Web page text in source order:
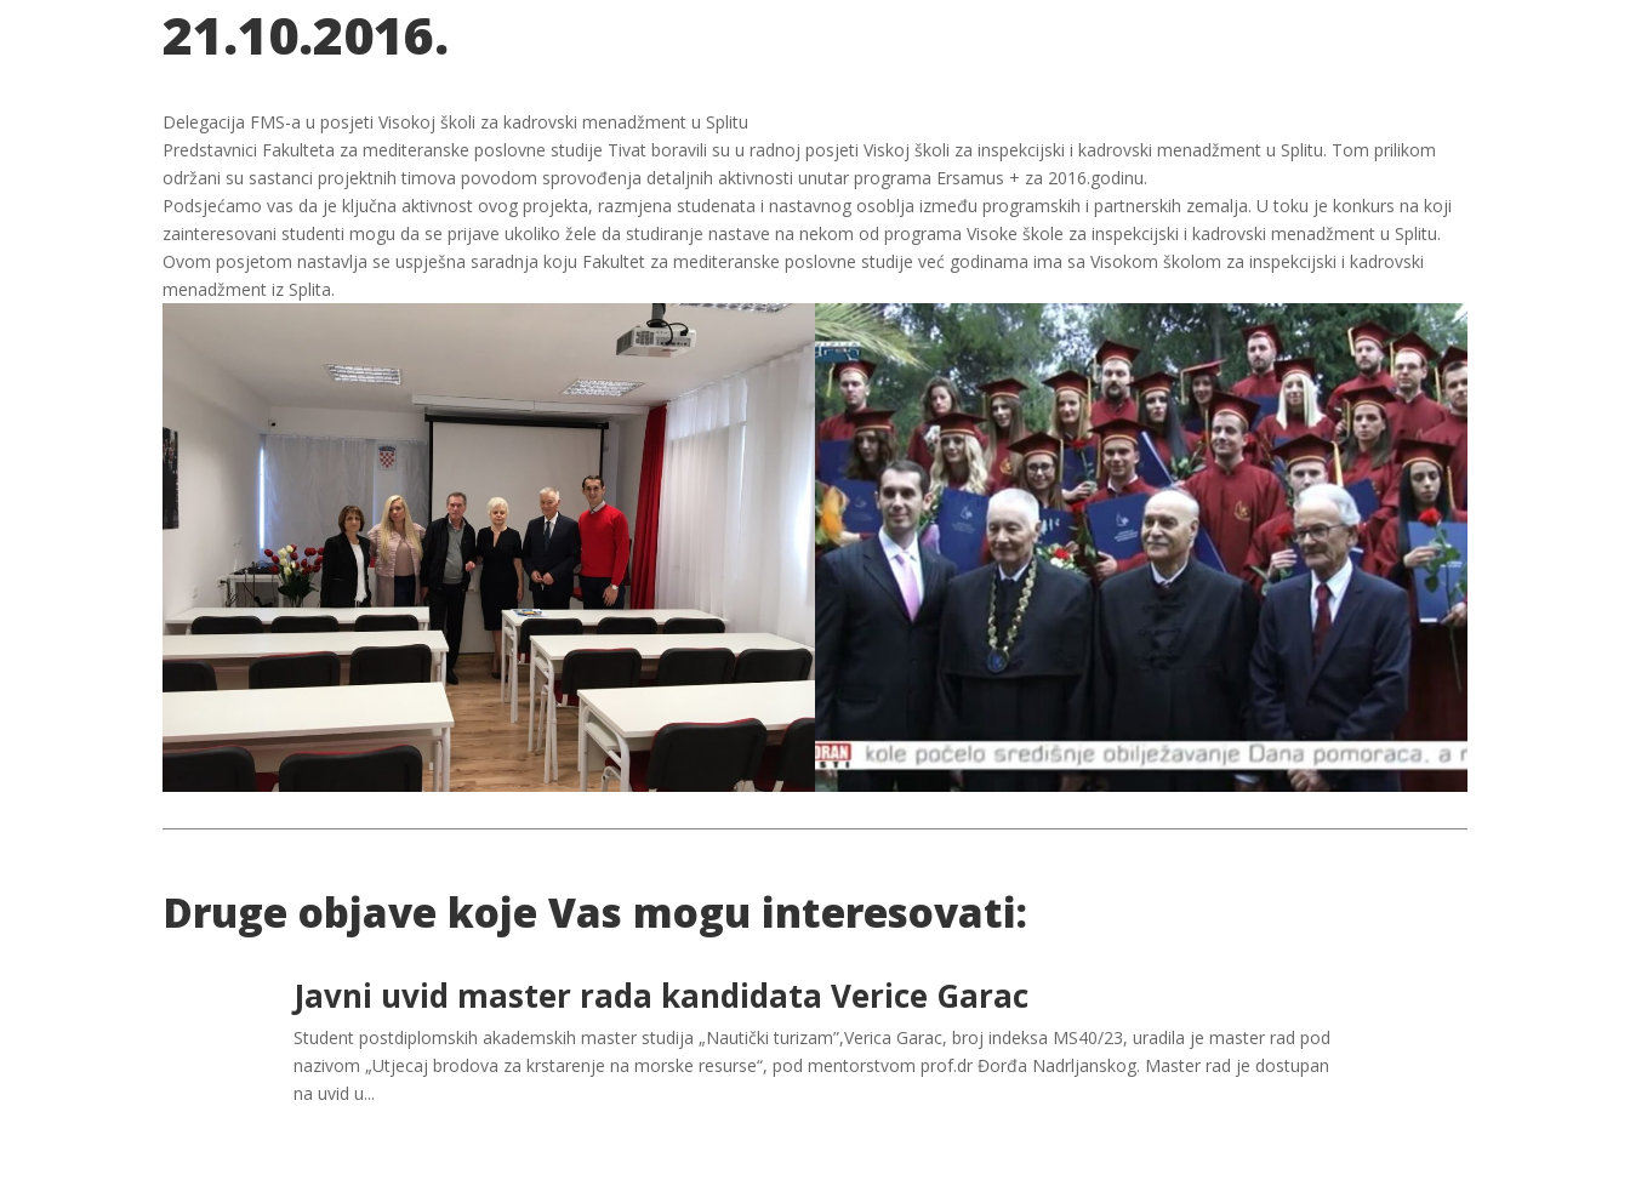
21.10.2016.
Delegacija FMS-a u posjeti Visokoj školi za kadrovski menadžment u Splitu
Predstavnici Fakulteta za mediteranske poslovne studije Tivat boravili su u radnoj posjeti Viskoj školi za inspekcijski i kadrovski menadžment u Splitu. Tom prilikom
održani su sastanci projektnih timova povodom sprovođenja detaljnih aktivnosti unutar programa Ersamus + za 2016.godinu.
Podsjećamo vas da je ključna aktivnost ovog projekta, razmjena studenata i nastavnog osoblja između programskih i partnerskih zemalja. U toku je konkurs na koji
zainteresovani studenti mogu da se prijave ukoliko žele da studiranje nastave na nekom od programa Visoke škole za inspekcijski i kadrovski menadžment u Splitu.
Ovom posjetom nastavlja se uspješna saradnja koju Fakultet za mediteranske poslovne studije već godinama ima sa Visokom školom za inspekcijski i kadrovski
menadžment iz Splita.
Druge objave koje Vas mogu interesovati:
Javni uvid master rada kandidata Verice Garac
Student postdiplomskih akademskih master studija „Nautički turizam”,Verica Garac, broj indeksa MS40/23, uradila je master rad pod
nazivom „Utjecaj brodova za krstarenje na morske resurse“, pod mentorstvom prof.dr Đorđa Nadrljanskog. Master rad je dostupan
na uvid u...